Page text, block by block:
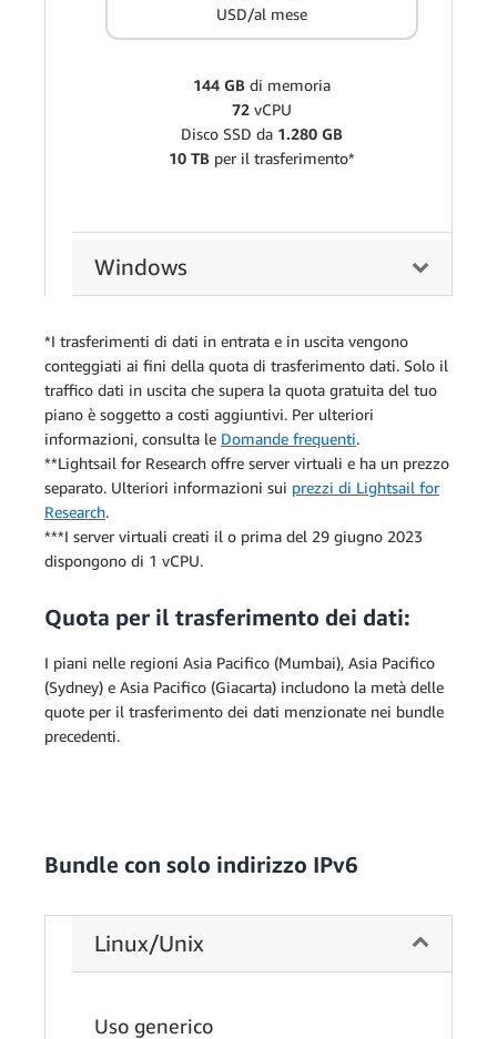
USD/al mese
144 GB di memoria
72 vCPU
Disco SSD da 1.280 GB
10 TB per il trasferimento*
Windows
*I trasferimenti di dati in entrata e in uscita vengono
conteggiati ai fini della quota di trasferimento dati. Solo il
traffico dati in uscita che supera la quota gratuita del tuo
piano è soggetto a costi aggiuntivi. Per ulteriori
informazioni, consulta le Domande frequenti.
**Lightsail for Research offre server virtuali e ha un prezzo
separato. Ulteriori informazioni sui prezzi di Lightsail for
Research.
***I server virtuali creati il o prima del 29 giugno 2023
dispongono di 1 vCPU.
Quota per il trasferimento dei dati:
I piani nelle regioni Asia Pacifico (Mumbai), Asia Pacifico
(Sydney) e Asia Pacifico (Giacarta) includono la metà delle
quote per il trasferimento dei dati menzionate nei bundle
precedenti.
Bundle con solo indirizzo IPv6
Linux/Unix
Uso generico